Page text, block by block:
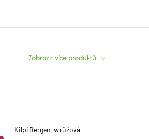
Zobrazit více produktů
Kilpi Bergen-w růžová